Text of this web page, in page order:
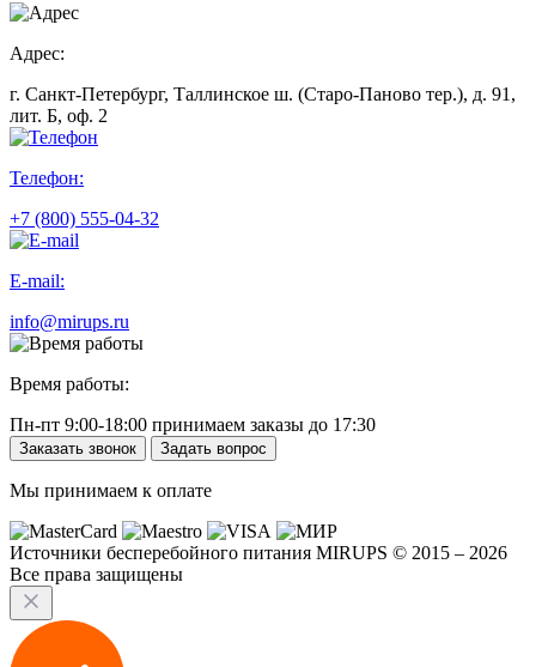
Адрес:
г. Санкт-Петербург, Таллинское ш. (Старо-Паново тер.), д. 91,
лит. Б, оф. 2
Телефон:
+7 (800) 555-04-32
E-mail:
info@mirups.ru
Время работы:
Пн-пт 9:00-18:00 принимаем заказы до 17:30
Заказать звонок Задать вопрос
Мы принимаем к оплате
Источники бесперебойного питания MIRUPS © 2015 – 2026
Все права защищены